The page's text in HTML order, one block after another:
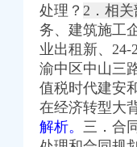
处理？ 2．相
务、建筑施工
业出租新、
渝中区中山三
值税时代建安
在经济转型大
解析。 三．合